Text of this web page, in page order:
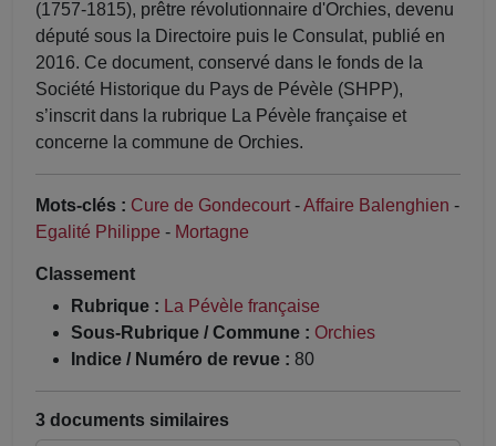
(1757-1815), prêtre révolutionnaire d'Orchies, devenu
député sous la Directoire puis le Consulat, publié en
2016. Ce document, conservé dans le fonds de la
Société Historique du Pays de Pévèle (SHPP),
s’inscrit dans la rubrique La Pévèle française et
concerne la commune de Orchies.
Mots-clés : Cure de Gondecourt -Affaire Balenghien -
Egalité Philippe - Mortagne
Classement
Rubrique : La Pévèle française
Sous-Rubrique / Commune : Orchies
Indice / Numéro de revue : 80
3 documents similaires